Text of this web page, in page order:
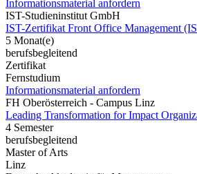
Informationsmaterial anfordern
IST-Studieninstitut GmbH
IST-Zertifikat Front Office Management
5 Monat(e)
berufsbegleitend
Zertifikat
Fernstudium
Informationsmaterial anfordern
FH Oberösterreich - Campus Linz
Leading Transformation for Impact
4 Semester
berufsbegleitend
Master of Arts
Linz